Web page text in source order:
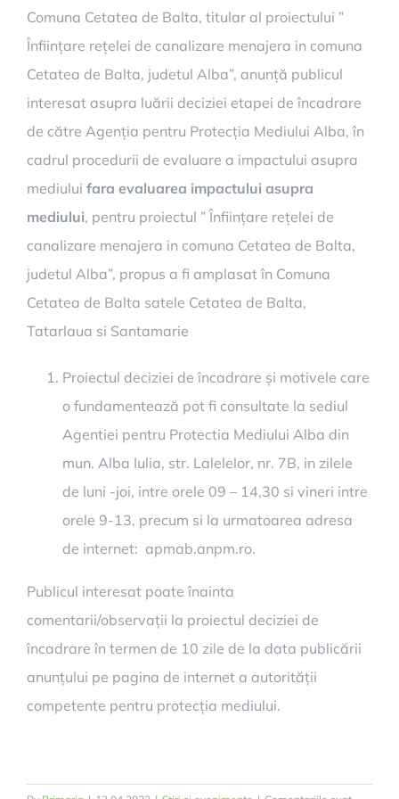
Comuna Cetatea de Balta, titular al proiectului ”
Înființare rețelei de canalizare menajera in comuna
Cetatea de Balta, judetul Alba”, anunță publicul
interesat asupra luării deciziei etapei de încadrare
de către Agenția pentru Protecția Mediului Alba, în
cadrul procedurii de evaluare a impactului asupra
mediului fara evaluarea impactului asupra
mediului, pentru proiectul ” Înființare rețelei de
canalizare menajera in comuna Cetatea de Balta,
judetul Alba”, propus a fi amplasat în Comuna
Cetatea de Balta satele Cetatea de Balta,
Tatarlaua si Santamarie
Proiectul deciziei de încadrare și motivele care
o fundamentează pot fi consultate la sediul
Agentiei pentru Protectia Mediului Alba din
mun. Alba Iulia, str. Lalelelor, nr. 7B, in zilele
de luni -joi, intre orele 09 – 14,30 si vineri intre
orele 9-13, precum si la urmatoarea adresa
de internet: apmab.anpm.ro.
Publicul interesat poate înainta
comentarii/observații la proiectul deciziei de
încadrare în termen de 10 zile de la data publicării
anunțului pe pagina de internet a autorității
competente pentru protecția mediului.